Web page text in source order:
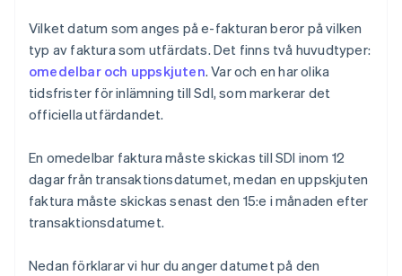
Vilket datum som anges på e-fakturan beror på vilken
typ av faktura som utfärdats. Det finns två huvudtyper:
omedelbar och uppskjuten. Var och en har olika
tidsfrister för inlämning till SdI, som markerar det
officiella utfärdandet.
En omedelbar faktura måste skickas till SDI inom 12
dagar från transaktionsdatumet, medan en uppskjuten
faktura måste skickas senast den 15:e i månaden efter
transaktionsdatumet.
Nedan förklarar vi hur du anger datumet på den